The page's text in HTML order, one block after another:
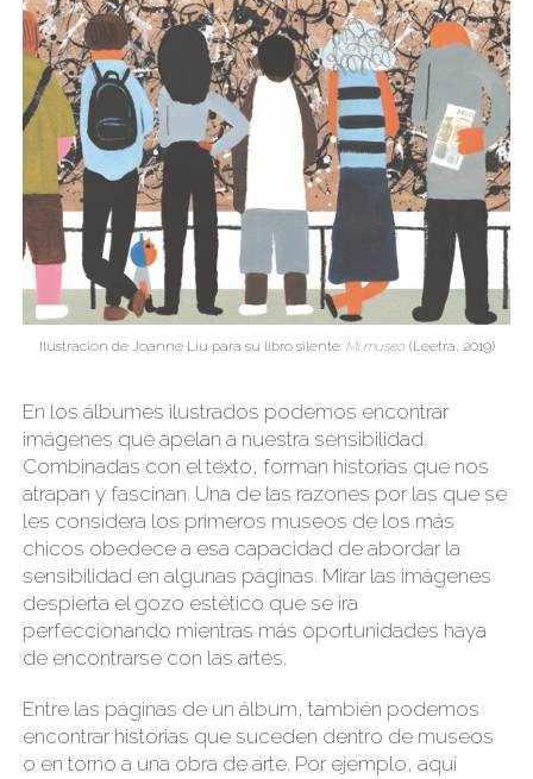
Ilustración de Joanne Liu para su libro silente: Mi museo (Leetra, 2019)
En los álbumes ilustrados podemos encontrar
imágenes que apelan a nuestra sensibilidad.
Combinadas con el texto, forman historias que nos
atrapan y fascinan. Una de las razones por las que se
les considera los primeros museos de los más
chicos obedece a esa capacidad de abordar la
sensibilidad en algunas páginas. Mirar las imágenes
despierta el gozo estético que se ira
perfeccionando mientras más oportunidades haya
de encontrarse con las artes.
Entre las páginas de un álbum, también podemos
encontrar historias que suceden dentro de museos
o en torno a una obra de arte. Por ejemplo, aquí